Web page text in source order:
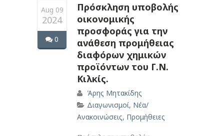
Aug 09
2024
0
Πρόσκληση υποβολής
οικονομικής
προσφοράς για την
ανάθεση προμήθειας
διαφόρων χημικών
προϊόντων του Γ.Ν.
Κιλκίς.
Άρης Μητακίδης
Διαγωνισμοί, Νέα/
Ανακοινώσεις, Προμήθειες